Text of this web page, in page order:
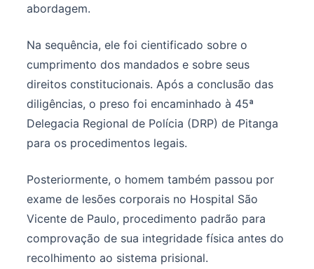
abordagem.
Na sequência, ele foi cientificado sobre o
cumprimento dos mandados e sobre seus
direitos constitucionais. Após a conclusão das
diligências, o preso foi encaminhado à 45ª
Delegacia Regional de Polícia (DRP) de Pitanga
para os procedimentos legais.
Posteriormente, o homem também passou por
exame de lesões corporais no Hospital São
Vicente de Paulo, procedimento padrão para
comprovação de sua integridade física antes do
recolhimento ao sistema prisional.